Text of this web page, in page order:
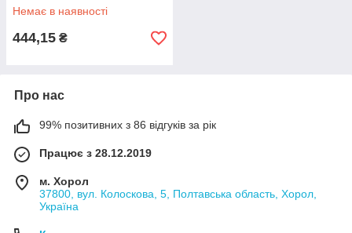
Немає в наявності
444,15 ₴
Про нас
99% позитивних з 86 відгуків за рік
Працює з 28.12.2019
м. Хорол
37800, вул. Колоскова, 5, Полтавська область, Хорол,
Україна